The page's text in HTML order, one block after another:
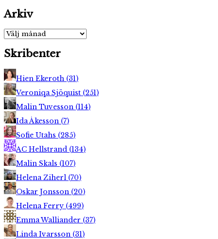
Arkiv
Arkiv
Skribenter
Hien Ekeroth (31)
Veroniqa Sjöquist (251)
Malin Tuvesson (114)
Ida Åkesson (7)
Sofie Utahs (285)
AC Hellstrand (134)
Malin Skals (107)
Helena Ziherl (70)
Oskar Jonsson (20)
Helena Ferry (499)
Emma Walliander (37)
Linda Ivarsson (31)